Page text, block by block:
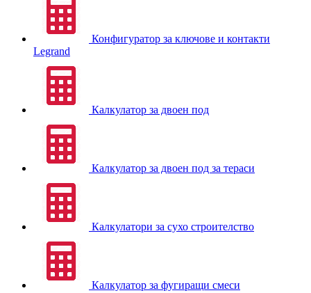
Конфигуратор за ключове и контакти
Legrand
Калкулатор за двоен под
Калкулатор за двоен под за тераси
Калкулатори за сухо строителство
Калкулатор за фугиращи смеси